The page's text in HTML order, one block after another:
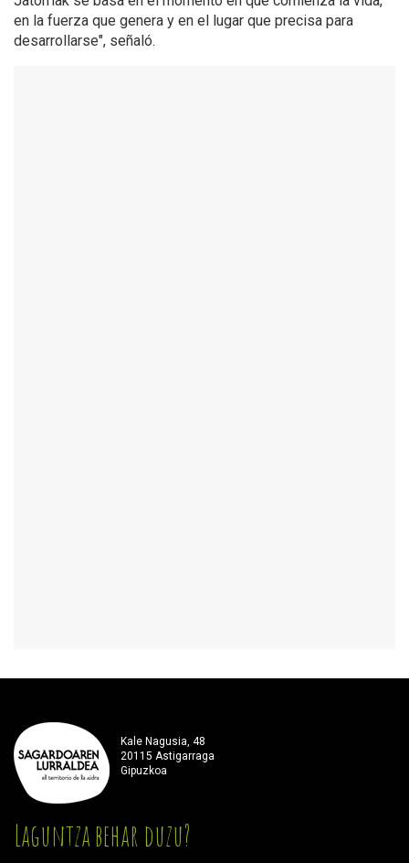
en la fuerza que genera y en el lugar que precisa para
desarrollarse", señaló.
Kale Nagusia, 48
20115 Astigarraga
Gipuzkoa
Laguntza behar duzu?